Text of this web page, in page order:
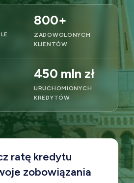
800+
ZADOWOLONYCH
KLIENTÓW
450 mln zł
URUCHOMIONYCH
KREDYTÓW
ratę kredytu
zobowiązania